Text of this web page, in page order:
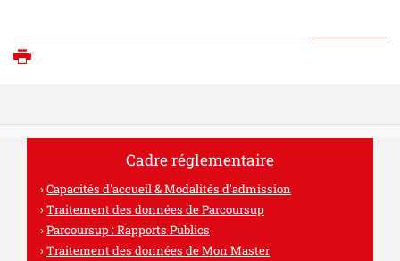
Cadre réglementaire
Capacités d'accueil & Modalités d'admission
Traitement des données de Parcoursup
Parcoursup : Rapports Publics
Traitement des données de Mon Master